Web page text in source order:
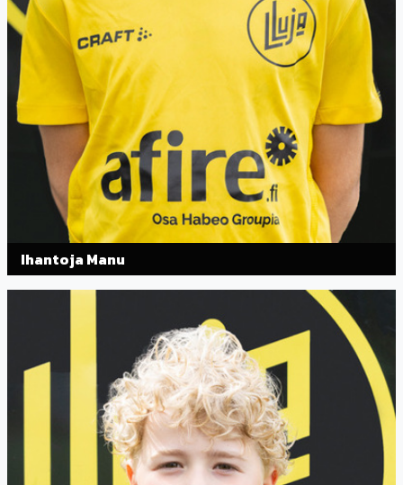
Ihantoja Manu